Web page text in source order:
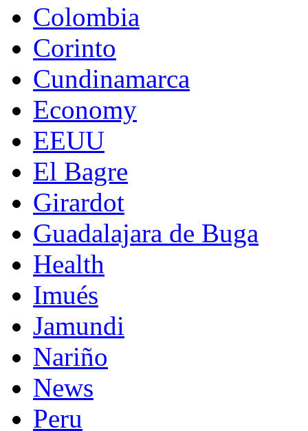
Colombia
Corinto
Cundinamarca
Economy
EEUU
El Bagre
Girardot
Guadalajara de Buga
Health
Imués
Jamundi
Nariño
News
Peru